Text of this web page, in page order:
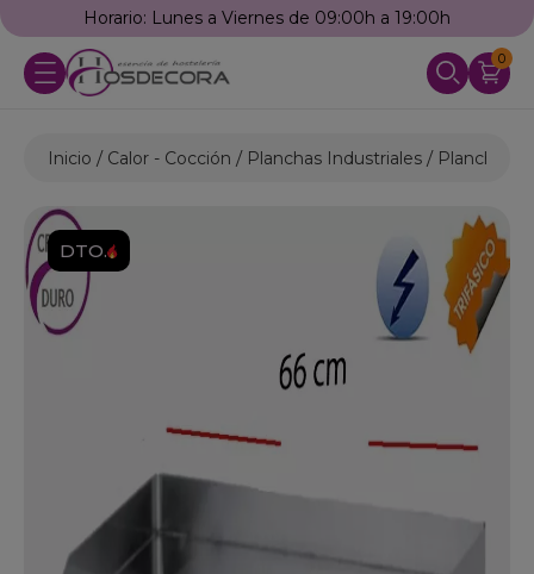
Horario: Lunes a Viernes de 09:00h a 19:00h
0
Inicio Calor - Cocción Planchas Industriales Planchas
DTO.